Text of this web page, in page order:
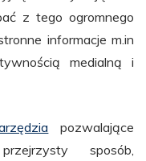
z tego ogromnego
informacje m.in
medialną i
pozwalające
sposób,